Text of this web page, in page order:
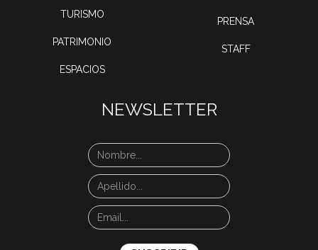
TURISMO
PATRIMONIO
ESPACIOS
PRENSA
STAFF
NEWSLETTER